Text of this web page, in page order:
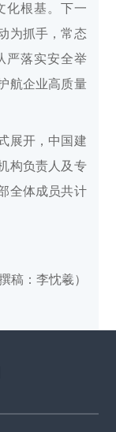
化根基。下一
为抓手，常态
严落实安全举
航企业高质量
展开，中国建
构负责人及专
全体成员共计
稿：李忱羲）